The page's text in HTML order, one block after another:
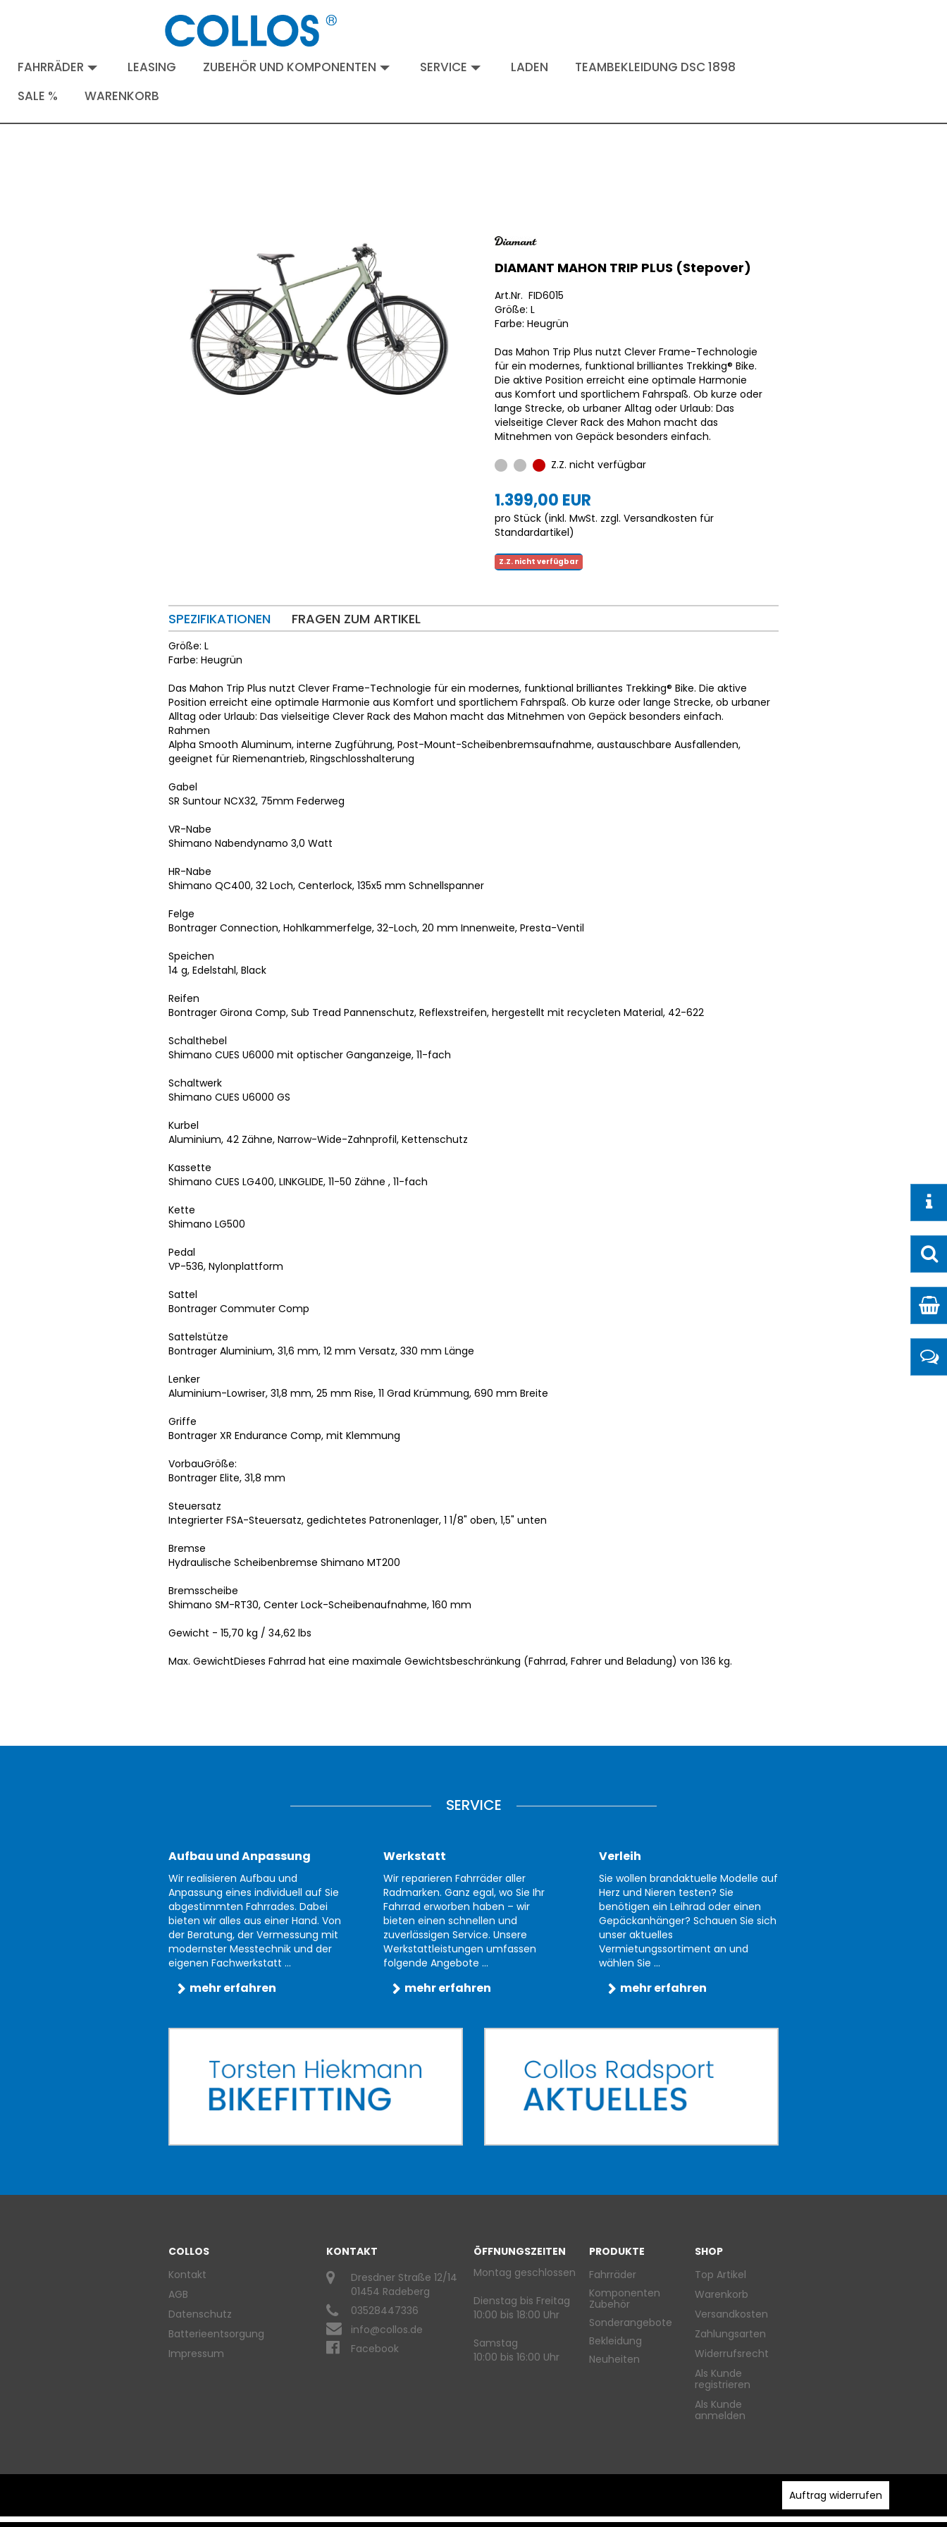
FAHRRÄDER LEASING ZUBEHÖR UND KOMPONENTEN SERVICE LADEN
TEAMBEKLEIDUNG DSC 1898
SALE %
WARENKORB
DIAMANT MAHON TRIP PLUS (Stepover)
Art.Nr. FID6015
Größe: L
Farbe: Heugrün
Das Mahon Trip Plus nutzt Clever Frame-Technologie
für ein modernes, funktional brilliantes Trekking® Bike.
Die aktive Position erreicht eine optimale Harmonie
aus Komfort und sportlichem Fahrspaß. Ob kurze oder
lange Strecke, ob urbaner Alltag oder Urlaub: Das
vielseitige Clever Rack des Mahon macht das
Mitnehmen von Gepäck besonders einfach.
Z.Z. nicht verfügbar
1.399,00 EUR
pro Stück (inkl. MwSt. zzgl. Versandkosten für
Standardartikel)
Z.Z. nicht verfügbar
SPEZIFIKATIONEN FRAGEN ZUM ARTIKEL
Größe: L
Farbe: Heugrün
Das Mahon Trip Plus nutzt Clever Frame-Technologie für ein modernes, funktional brilliantes Trekking® Bike. Die aktive
Position erreicht eine optimale Harmonie aus Komfort und sportlichem Fahrspaß. Ob kurze oder lange Strecke, ob urbaner
Alltag oder Urlaub: Das vielseitige Clever Rack des Mahon macht das Mitnehmen von Gepäck besonders einfach.
Rahmen
Alpha Smooth Aluminum, interne Zugführung, Post-Mount-Scheibenbremsaufnahme, austauschbare Ausfallenden,
geeignet für Riemenantrieb, Ringschlosshalterung
Gabel
SR Suntour NCX32, 75mm Federweg
VR-Nabe
Shimano Nabendynamo 3,0 Watt
HR-Nabe
Shimano QC400, 32 Loch, Centerlock, 135x5 mm Schnellspanner
Felge
Bontrager Connection, Hohlkammerfelge, 32-Loch, 20 mm Innenweite, Presta-Ventil
Speichen
14 g, Edelstahl, Black
Reifen
Bontrager Girona Comp, Sub Tread Pannenschutz, Reflexstreifen, hergestellt mit recycleten Material, 42-622
Schalthebel
Shimano CUES U6000 mit optischer Ganganzeige, 11-fach
Schaltwerk
Shimano CUES U6000 GS
Kurbel
Aluminium, 42 Zähne, Narrow-Wide-Zahnprofil, Kettenschutz
Kassette
Shimano CUES LG400, LINKGLIDE, 11-50 Zähne , 11-fach
Kette
Shimano LG500
Pedal
VP-536, Nylonplattform
Sattel
Bontrager Commuter Comp
Sattelstütze
Bontrager Aluminium, 31,6 mm, 12 mm Versatz, 330 mm Länge
Lenker
Aluminium-Lowriser, 31,8 mm, 25 mm Rise, 11 Grad Krümmung, 690 mm Breite
Griffe
Bontrager XR Endurance Comp, mit Klemmung
VorbauGröße:
Bontrager Elite, 31,8 mm
Steuersatz
Integrierter FSA-Steuersatz, gedichtetes Patronenlager, 1 1/8" oben, 1,5" unten
Bremse
Hydraulische Scheibenbremse Shimano MT200
Bremsscheibe
Shimano SM-RT30, Center Lock-Scheibenaufnahme, 160 mm
Gewicht - 15,70 kg / 34,62 lbs
Max. GewichtDieses Fahrrad hat eine maximale Gewichtsbeschränkung (Fahrrad, Fahrer und Beladung) von 136 kg.
SERVICE
Aufbau und Anpassung
Wir realisieren Aufbau und
Anpassung eines individuell auf Sie
abgestimmten Fahrrades. Dabei
bieten wir alles aus einer Hand. Von
der Beratung, der Vermessung mit
modernster Messtechnik und der
eigenen Fachwerkstatt ...
mehr erfahren
Werkstatt
Wir reparieren Fahrräder aller
Radmarken. Ganz egal, wo Sie Ihr
Fahrrad erworben haben – wir
bieten einen schnellen und
zuverlässigen Service. Unsere
Werkstattleistungen umfassen
folgende Angebote ...
mehr erfahren
Verleih
Sie wollen brandaktuelle Modelle auf
Herz und Nieren testen? Sie
benötigen ein Leihrad oder einen
Gepäckanhänger? Schauen Sie sich
unser aktuelles
Vermietungssortiment an und
wählen Sie ...
mehr erfahren
COLLOS
Kontakt
AGB
Datenschutz
Batterieentsorgung
Impressum
KONTAKT
Dresdner Straße 12/14
01454 Radeberg
03528447336
info@collos.de
Facebook
ÖFFNUNGSZEITEN
Montag geschlossen
Dienstag bis Freitag
10:00 bis 18:00 Uhr
Samstag
10:00 bis 16:00 Uhr
PRODUKTE
Fahrräder
Komponenten
Zubehör
Sonderangebote
Bekleidung
Neuheiten
SHOP
Top Artikel
Warenkorb
Versandkosten
Zahlungsarten
Widerrufsrecht
Als Kunde
registrieren
Als Kunde
anmelden
Auftrag widerrufen